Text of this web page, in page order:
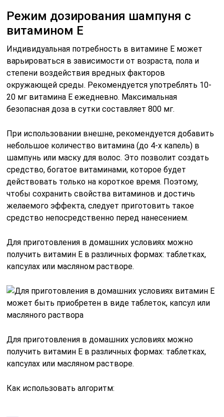
Режим дозирования шампуня с
витамином Е
Индивидуальная потребность в витамине Е может
варьироваться в зависимости от возраста, пола и
степени воздействия вредных факторов
окружающей среды. Рекомендуется употреблять 10-
20 мг витамина Е ежедневно. Максимальная
безопасная доза в сутки составляет 800 мг.
При использовании внешне, рекомендуется добавить
небольшое количество витамина (до 4-х капель) в
шампунь или маску для волос. Это позволит создать
средство, богатое витаминами, которое будет
действовать только на короткое время. Поэтому,
чтобы сохранить свойства витаминов и достичь
желаемого эффекта, следует приготовить такое
средство непосредственно перед нанесением.
Для приготовления в домашних условиях можно
получить витамин Е в различных формах: таблетках,
капсулах или масляном растворе.
Для приготовления в домашних условиях можно
получить витамин Е в различных формах: таблетках,
капсулах или масляном растворе.
Как использовать алгоритм: